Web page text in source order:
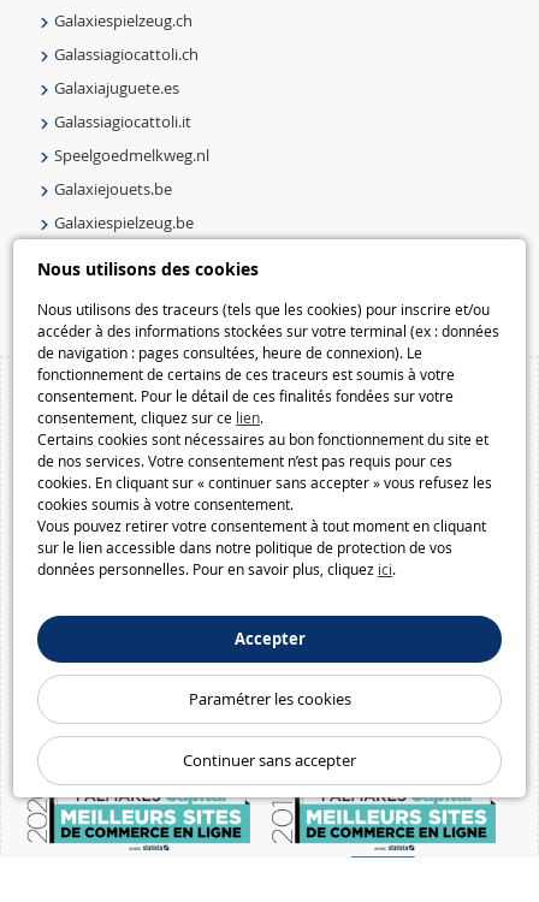
Nous utilisons des cookies
Nous utilisons des traceurs (tels que les cookies) pour inscrire et/ou
accéder à des informations stockées sur votre terminal (ex : données
de navigation : pages consultées, heure de connexion). Le
fonctionnement de certains de ces traceurs est soumis à votre
consentement. Pour le détail de ces finalités fondées sur votre
consentement, cliquez sur ce lien.
Certains cookies sont nécessaires au bon fonctionnement du site et
de nos services. Votre consentement n’est pas requis pour ces
cookies. En cliquant sur « continuer sans accepter » vous refusez les
cookies soumis à votre consentement.
Vous pouvez retirer votre consentement à tout moment en cliquant
sur le lien accessible dans notre politique de protection de vos
données personnelles. Pour en savoir plus, cliquez ici.
Accepter
Paramétrer les cookies
Continuer sans accepter
Galaxiespielzeug.ch
Galassiagiocattoli.ch
Galaxiajuguete.es
Galassiagiocattoli.it
Speelgoedmelkweg.nl
Galaxiejouets.be
Galaxiespielzeug.be